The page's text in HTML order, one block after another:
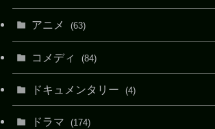
アニメ (63)
コメディ (84)
ドキュメンタリー (4)
ドラマ (174)